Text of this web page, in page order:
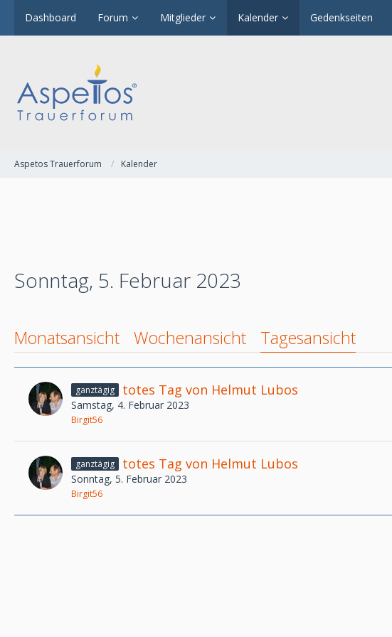
Dashboard Forum Mitglieder Kalender Gedenkseiten
Aspetos Trauerforum Kalender
Sonntag, 5. Februar 2023
Monatsansicht Wochenansicht Tagesansicht
ganztägig totes Tag von Helmut Lubos
Samstag, 4. Februar 2023
Birgit56
ganztägig totes Tag von Helmut Lubos
Sonntag, 5. Februar 2023
Birgit56